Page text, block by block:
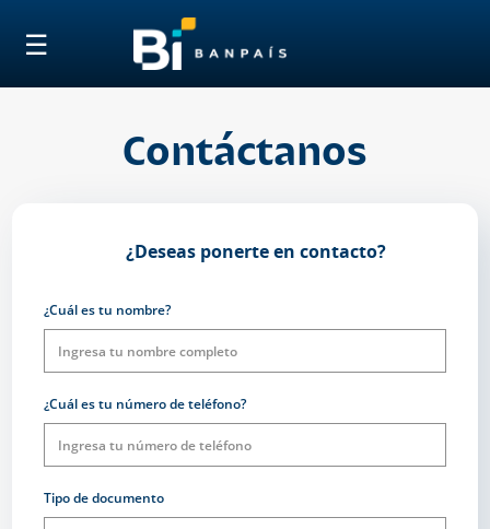
☰
Contáctanos
¿Deseas ponerte en contacto?
¿Cuál es tu nombre?
¿Cuál es tu número de teléfono?
Tipo de documento